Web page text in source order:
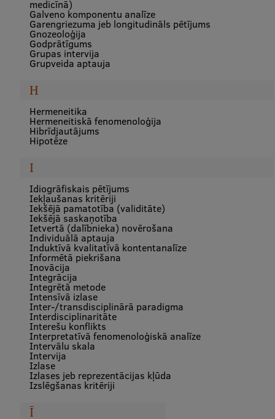
EURAXESS RSU contact point
Foreign delegation requests
EATRIS Coordinator in Latvia
medicīnā)
Galveno komponentu analīze
Garengriezuma jeb longitudināls pētījums
Gnozeoloģija
Godprātīgums
Grupas intervija
Grupveida aptauja
H
Hermeneitika
Hermeneitiskā fenomenoloģija
Hibrīdjautājums
Hipotēze
I
Idiogrāfiskais pētījums
Iekļaušanas kritēriji
Iekšējā pamatotība (validitāte)
Iekšējā saskaņotība
Ietvertā (dalībnieka) novērošana
Individuālā aptauja
Induktīvā kvalitatīvā kontentanalīze
Informētā piekrišana
Inovācija
Integrācija
Integrētā metode
Intensīvā izlase
Inter-/transdisciplinārā paradigma
Interdisciplinaritāte
Interešu konflikts
Interpretatīvā fenomenoloģiskā analīze
Intervālu skala
Intervija
Izlase
Izlases jeb reprezentācijas kļūda
Izslēgšanas kritēriji
Ī